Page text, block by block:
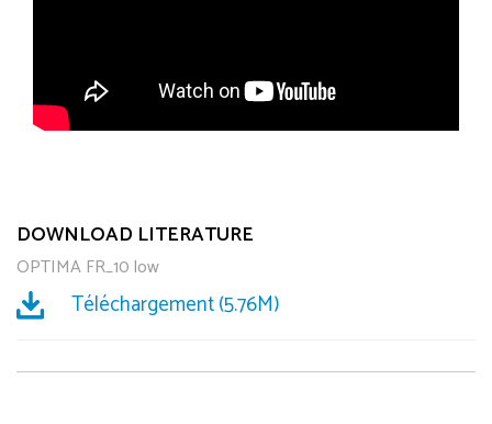
DOWNLOAD LITERATURE
OPTIMA FR_10 low
Téléchargement (5.76M)